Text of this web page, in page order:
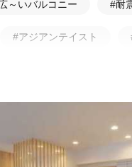
～いバルコニー #耐
#アジアンテイスト
#タイル #壁一面本棚
#ペットと暮